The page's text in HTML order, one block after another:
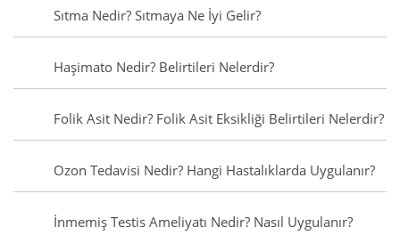
Sıtma Nedir? Sıtmaya Ne İyi Gelir?
Haşimato Nedir? Belirtileri Nelerdir?
Folik Asit Nedir? Folik Asit Eksikliği Belirtileri Nelerdir?
Ozon Tedavisi Nedir? Hangi Hastalıklarda Uygulanır?
İnmemiş Testis Ameliyatı Nedir? Nasıl Uygulanır?